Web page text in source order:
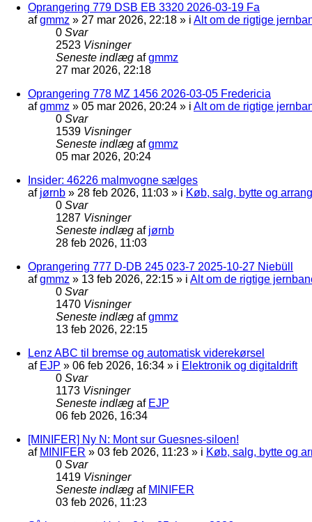
Oprangering 779 DSB EB 3320 2026-03-19 Fa
afgmmz » 27 mar 2026, 22:18 » i Alt om de rigtige
0 Svar
2523 Visninger
Seneste indlæg afgmmz
27 mar 2026, 22:18
Oprangering 778 MZ 1456 2026-03-05 Fredericia
afgmmz » 05 mar 2026, 20:24 » i Alt om de rigtige
0 Svar
1539 Visninger
Seneste indlæg afgmmz
05 mar 2026, 20:24
Insider: 46226 malmvogne sælges
af jørnb » 28 feb 2026, 11:03 » i Køb, salg, bytte og
0 Svar
1287 Visninger
Seneste indlæg af jørnb
28 feb 2026, 11:03
Oprangering 777 D-DB 245 023-7 2025-10-27 Niebüll
afgmmz » 13 feb 2026, 22:15 » i Alt om de rigtige
0 Svar
1470 Visninger
Seneste indlæg afgmmz
13 feb 2026, 22:15
Lenz ABC til bremse og automatisk viderekørsel
af EJP » 06 feb 2026, 16:34 » i Elektronik og digitaldrift
0 Svar
1173 Visninger
Seneste indlæg af EJP
06 feb 2026, 16:34
[MINIFER] Ny N: Mont sur Guesnes-siloen!
af MINIFER » 03 feb 2026, 11:23 » i Køb, salg, bytte og
0 Svar
1419 Visninger
Seneste indlæg af MINIFER
03 feb 2026, 11:23